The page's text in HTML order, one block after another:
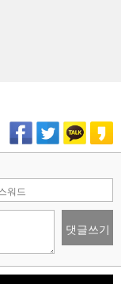
댓글쓰기